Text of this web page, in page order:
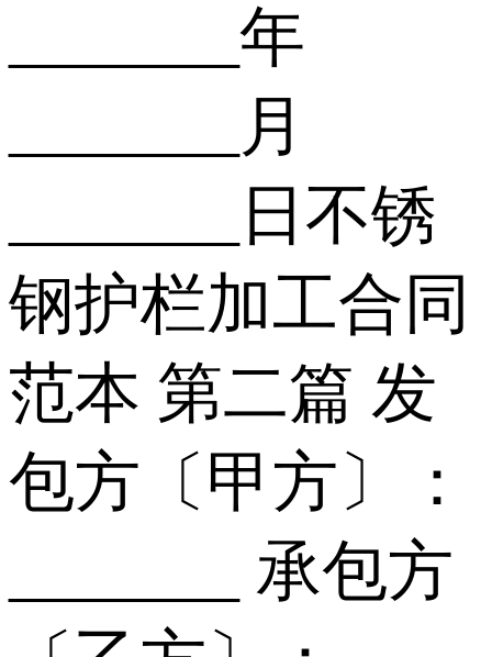
_______年
_______月
_______日 不锈
钢护栏加工合同
范本 第二篇 发
包方〔甲方〕：
_______ 承包方